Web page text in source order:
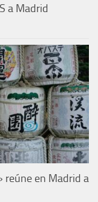
a Madrid
reúne en Madrid a